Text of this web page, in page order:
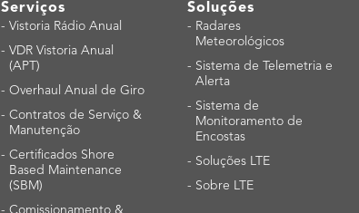
Serviços
- Vistoria Rádio Anual
- VDR Vistoria Anual
(APT)
- Overhaul Anual de Giro
- Contratos de Serviço &
Manutenção
- Certificados Shore
Based Maintenance
(SBM)
Soluções
- Radares
Meteorológicos
- Sistema de Telemetria e
Alerta
- Sistema de
Monitoramento de
Encostas
- Soluções LTE
- Sobre LTE